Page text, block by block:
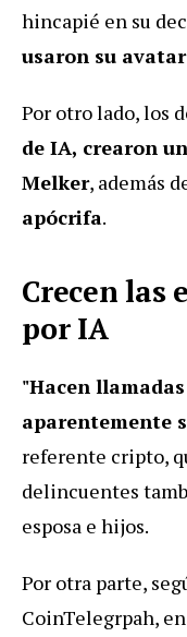
hincapié en su
usaron su
Por otro lado, los
de IA, crearon
Melker, además
apócrifa.
Crecen las
por IA
"Hacen
aparentemente
referente cripto,
delincuentes
esposa e hijos.
Por otra parte,
CoinTelegrpah,